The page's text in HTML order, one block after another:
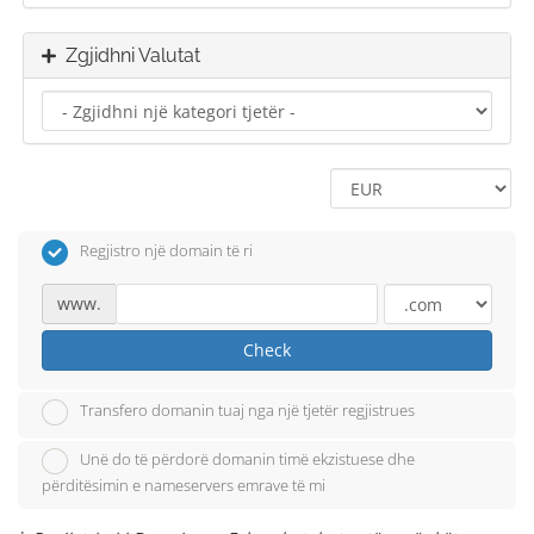
Zgjidhni Valutat
Regjistro një domain të ri
www.
Check
Transfero domanin tuaj nga një tjetër regjistrues
Unë do të përdorë domanin timë ekzistuese dhe
përditësimin e nameservers emrave të mi